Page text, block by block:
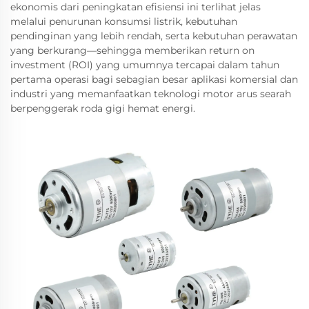
ekonomis dari peningkatan efisiensi ini terlihat jelas
melalui penurunan konsumsi listrik, kebutuhan
pendinginan yang lebih rendah, serta kebutuhan perawatan
yang berkurang—sehingga memberikan return on
investment (ROI) yang umumnya tercapai dalam tahun
pertama operasi bagi sebagian besar aplikasi komersial dan
industri yang memanfaatkan teknologi motor arus searah
berpenggerak roda gigi hemat energi.